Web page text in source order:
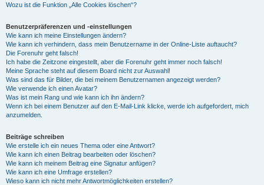
Wozu ist die Funktion „Alle Cookies löschen“?
Benutzerpräferenzen und -einstellungen
Wie kann ich meine Einstellungen ändern?
Wie kann ich verhindern, dass mein Benutzername in der Online-Liste auftaucht?
Die Forenuhr geht falsch!
Ich habe die Zeitzone eingestellt, aber die Forenuhr geht immer noch falsch!
Meine Sprache steht auf diesem Board nicht zur Auswahl!
Was sind das für Bilder, die bei meinem Benutzernamen angezeigt werden?
Wie verwende ich einen Avatar?
Was ist mein Rang und wie kann ich ihn ändern?
Wenn ich bei einem Benutzer auf den E-Mail-Link klicke, werde ich aufgefordert, mich
anzumelden.
Beiträge schreiben
Wie erstelle ich ein neues Thema oder eine Antwort?
Wie kann ich einen Beitrag bearbeiten oder löschen?
Wie kann ich meinem Beitrag eine Signatur anfügen?
Wie kann ich eine Umfrage erstellen?
Wieso kann ich nicht mehr Antwortmöglichkeiten erstellen?